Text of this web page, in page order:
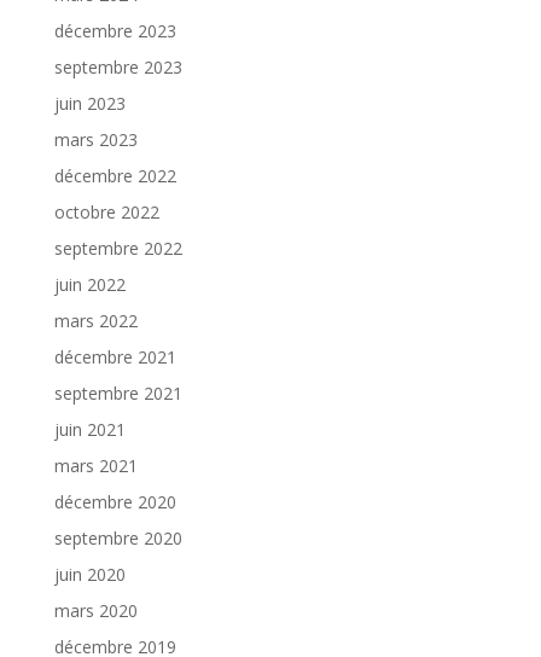
décembre 2023
septembre 2023
juin 2023
mars 2023
décembre 2022
octobre 2022
septembre 2022
juin 2022
mars 2022
décembre 2021
septembre 2021
juin 2021
mars 2021
décembre 2020
septembre 2020
juin 2020
mars 2020
décembre 2019